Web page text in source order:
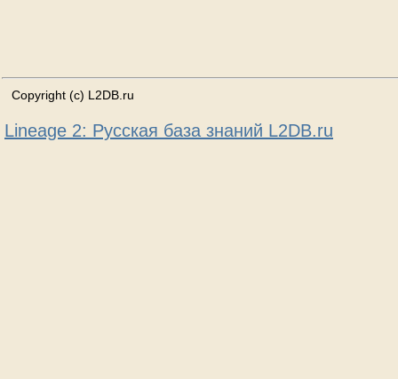
Copyright (c) L2DB.ru
Lineage 2: Русская база знаний L2DB.ru